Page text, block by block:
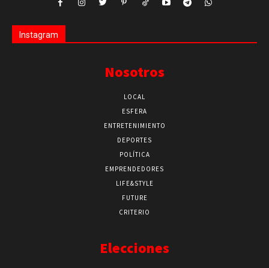
Instagram
Nosotros
LOCAL
ESFERA
ENTRETENIMIENTO
DEPORTES
POLÍTICA
EMPRENDEDORES
LIFE&STYLE
FUTURE
CRITERIO
Elecciones